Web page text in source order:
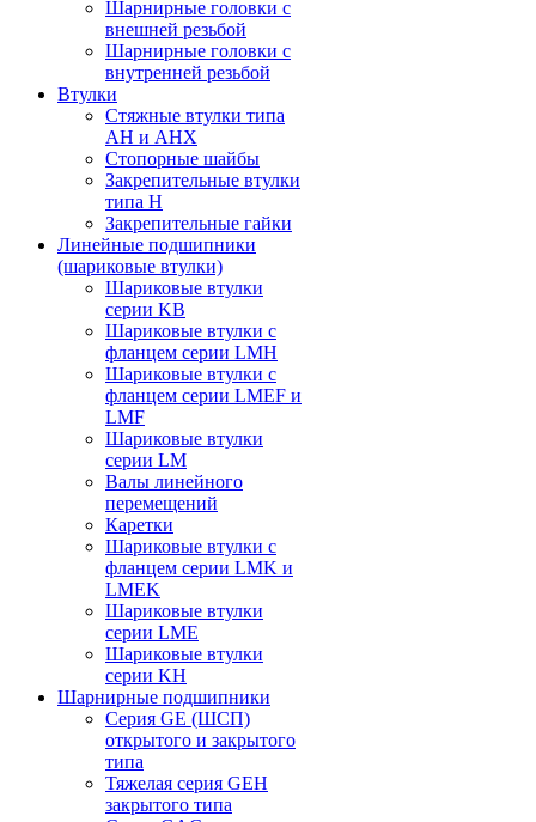
Шарнирные головки с
внешней резьбой
Шарнирные головки с
внутренней резьбой
Втулки
Стяжные втулки типа
AH и AHX
Стопорные шайбы
Закрепительные втулки
типа H
Закрепительные гайки
Линейные подшипники
(шариковые втулки)
Шариковые втулки
серии KB
Шариковые втулки с
фланцем серии LMH
Шариковые втулки с
фланцем серии LMEF и
LMF
Шариковые втулки
серии LM
Валы линейного
перемещений
Каретки
Шариковые втулки с
фланцем серии LMK и
LMEK
Шариковые втулки
серии LME
Шариковые втулки
серии KH
Шарнирные подшипники
Серия GE (ШСП)
открытого и закрытого
типа
Тяжелая серия GEH
закрытого типа